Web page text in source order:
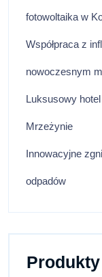
fotowoltaika w
Współpraca z
nowoczesnym
Luksusowy
Mrzeżynie
Innowacyjne
odpadów
Produkty